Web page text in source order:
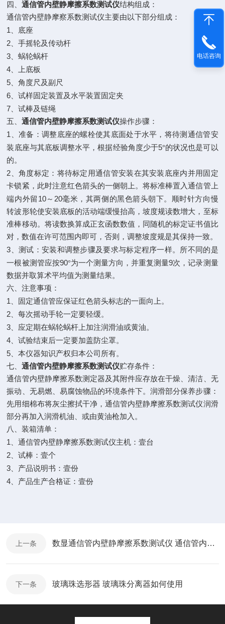
四、通信管内壁静摩擦系数测试仪结构组成：
通信管内壁静摩察系数测试仪主要由以下部分组成：
1 、底座
2 、手摇轮及传动杆
3 、蜗轮蜗杆
4 、上底板
5 、角度尺及副尺
6 、试样固定装置及水平装置固定夹
7 、试棒及链绳
五、通信管内壁静摩擦系数测试仪操作步骤：
1 、准备：调整底座的螺栓使其底面处于水平，将待测通信管安
装底座与其底板调整水平，根据经验角度少于5°的状况也是可以
的。
2 、角度标定：将待标定用通信管安装在其安装底座内并用固定
卡锁紧，此时注意红色箭头的一侧朝上。将标准棒置入通信管上
端内外留 10～ 20毫米，其两侧的黑色箭头朝下。顺时针方向慢
转波形轮使安装底板的活动端缓慢抬高，坡度规读数增大，至标
准棒移动。将读数换算成正玄函数数值，同随机的标定证书值比
对，数值在许可范围内即可，否则，调整坡度规是其保持一致。
3 、测试：安装和调整步骤及要求与标定程序一样。所不同的是
一根被测管应按90°为一个测量方向，并重复测量9次，记录测量
数据并取算术平均值为测量结果。
六、注意事项：
1 、固定通信管应保证红色箭头标志的一面向上。
2 、每次摇动手轮一定要轻缓。
3 、应定期在蜗轮蜗杆上加注润滑油或黄油。
4 、试验结束后一定要加盖防尘罩。
5 、本仪器知识产权归本公司所有。
七、通信管内壁静摩擦系数测试仪贮存条件：
通信管内壁静摩擦系数测定器及其附件应存放在干燥、清洁、无
振动、无易燃、易腐蚀物品的环境条件下。润滑部分保养步骤：
先用细棉布将灰尘擦拭干净，通信管内壁静摩擦系数测试仪润滑
部分再加入润滑机油、或由黄油枪加入。
八、装箱清单：
1 、通信管内壁静摩擦系数测试仪主机：壹台
2 、试棒：壹个
3 、产品说明书：壹份
4 、产品生产合格证：壹份
上一条 数显通信管内壁静摩擦系数测试仪 通信管内壁静摩擦系数测试仪如何使用
下一条 玻璃珠选形器 玻璃珠分离器如何使用
电话咨询